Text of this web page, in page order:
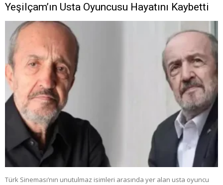
Yeşilçam’ın Usta Oyuncusu Hayatını Kaybetti
Türk Sineması’nın unutulmaz isimleri arasında yer alan usta oyuncu